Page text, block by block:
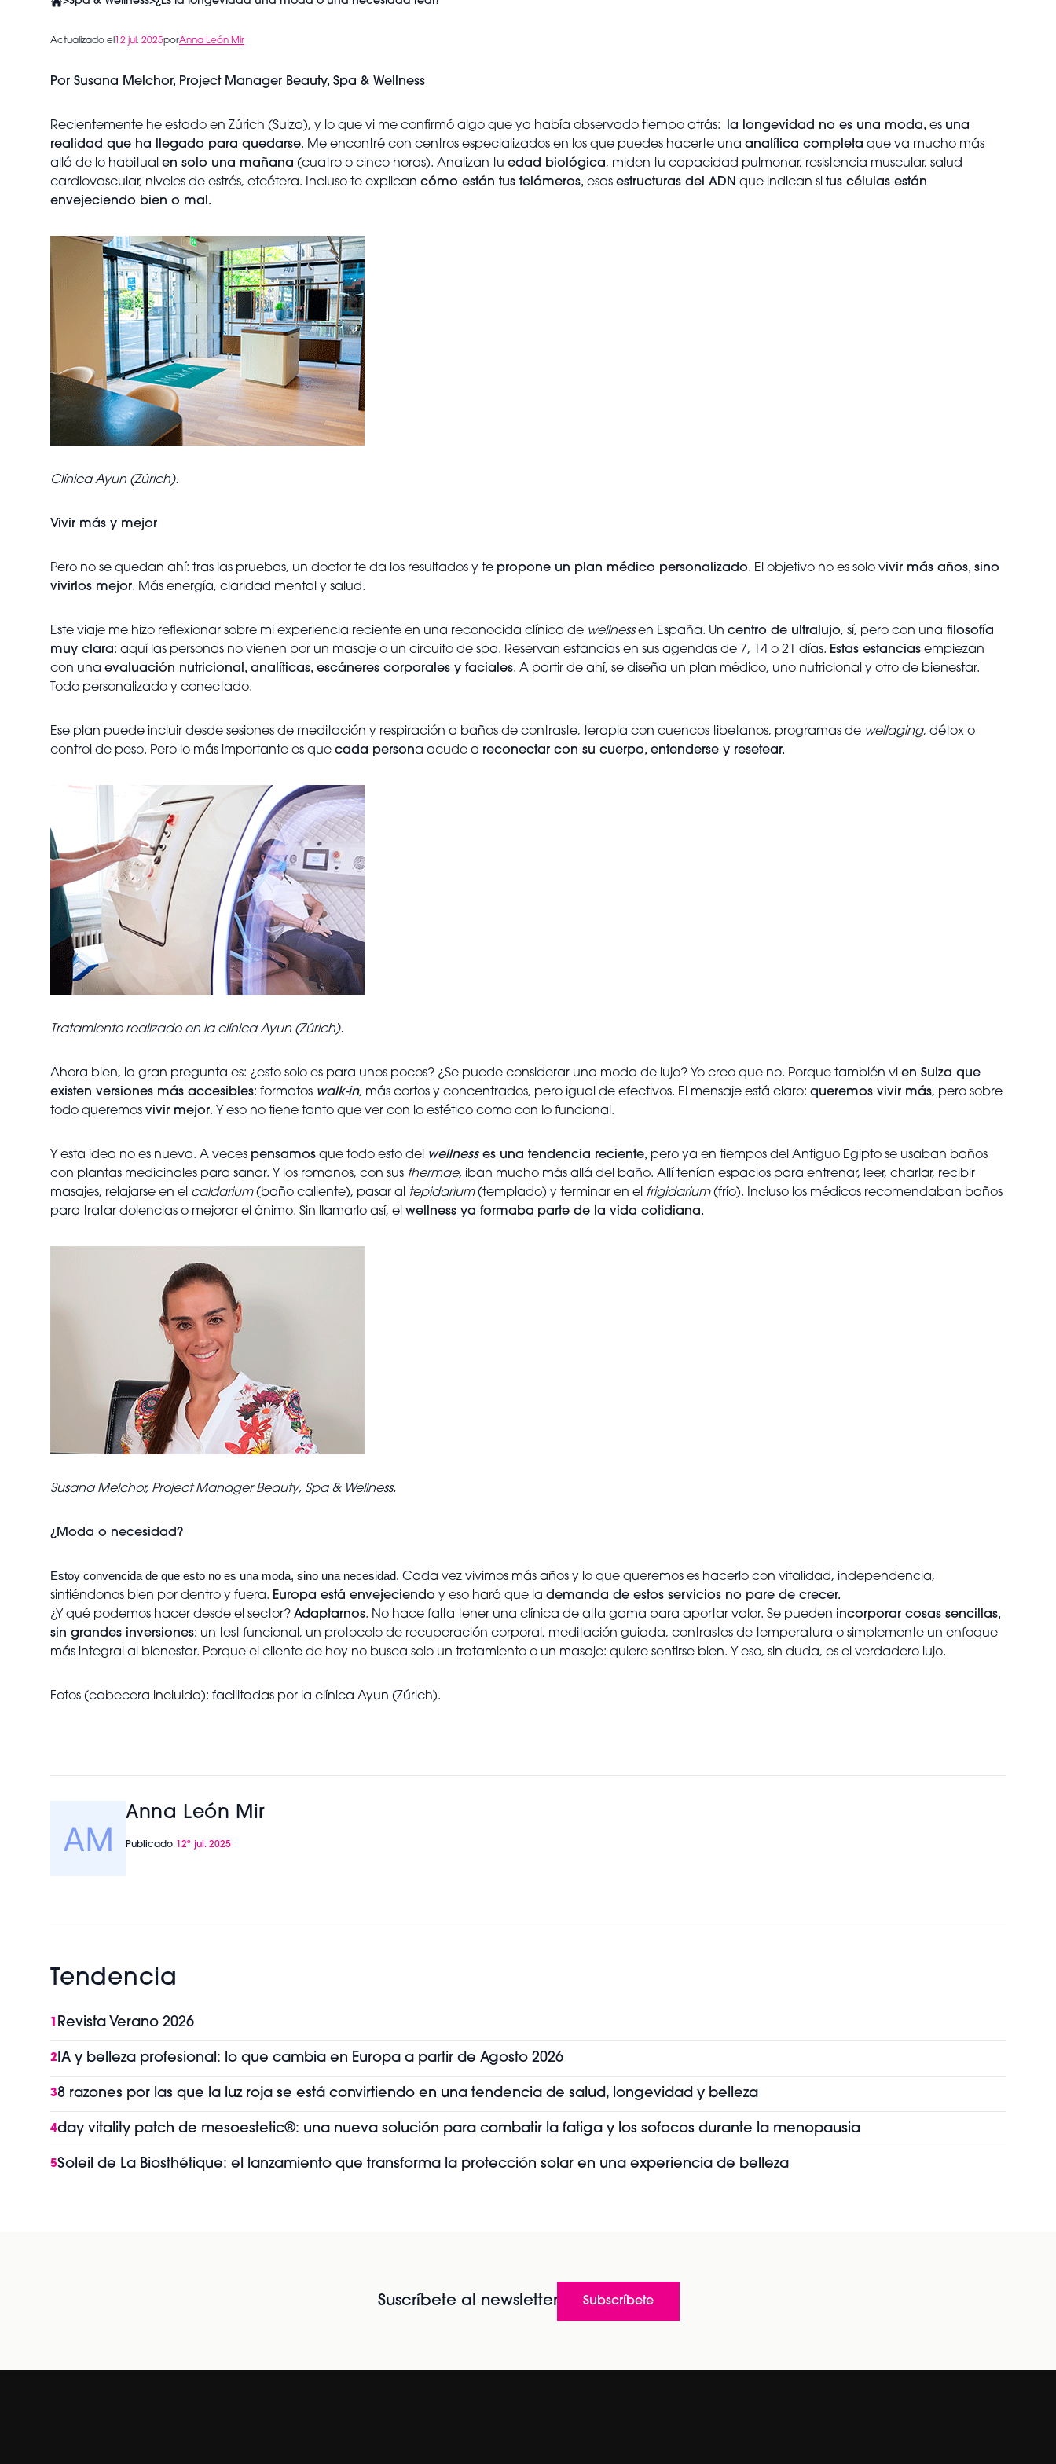
Actualizado el 12 jul. 2025porAnna León Mir
Por Susana Melchor, Project Manager Beauty, Spa & Wellness
Recientemente he estado en Zúrich (Suiza), y lo que vi me confirmó algo que ya había observado tiempo atrás: la longevidad no es una moda, es una
realidad que ha llegado para quedarse. Me encontré con centros especializados en los que puedes hacerte una analítica completa que va mucho más
allá de lo habitual en solo una mañana (cuatro o cinco horas). Analizan tu edad biológica, miden tu capacidad pulmonar, resistencia muscular, salud
cardiovascular, niveles de estrés, etcétera. Incluso te explican cómo están tus telómeros, esas estructuras del ADN que indican si tus células están
envejeciendo bien o mal.
Clínica Ayun (Zúrich).
Vivir más y mejor
Pero no se quedan ahí: tras las pruebas, un doctor te da los resultados y te propone un plan médico personalizado. El objetivo no es solo vivir más años, sino
vivirlos mejor. Más energía, claridad mental y salud.
Este viaje me hizo reflexionar sobre mi experiencia reciente en una reconocida clínica de wellnessen España. Un centro de ultralujo, sí, pero con una filosofía
muy clara: aquí las personas no vienen por un masaje o un circuito de spa. Reservan estancias en sus agendas de 7, 14 o 21 días. Estas estancias empiezan
con una evaluación nutricional, analíticas, escáneres corporales y faciales. A partir de ahí, se diseña un plan médico, uno nutricional y otro de bienestar.
Todo personalizado y conectado.
Ese plan puede incluir desde sesiones de meditación y respiración a baños de contraste, terapia con cuencos tibetanos, programas de wellaging, détox o
control de peso. Pero lo más importante es que cada persona acude a reconectar con su cuerpo, entenderse y resetear.
Tratamiento realizado en la clínica Ayun (Zúrich).
Ahora bien, la gran pregunta es: ¿esto solo es para unos pocos? ¿Se puede considerar una moda de lujo? Yo creo que no. Porque también vi en Suiza que
existen versiones más accesibles: formatos walk-in, más cortos y concentrados, pero igual de efectivos. El mensaje está claro: queremos vivir más, pero sobre
todo queremos vivir mejor. Y eso no tiene tanto que ver con lo estético como con lo funcional.
Y esta idea no es nueva. A veces pensamos que todo esto del wellnesses una tendencia reciente, pero ya en tiempos del Antiguo Egipto se usaban baños
con plantas medicinales para sanar. Y los romanos, con sus thermae, iban mucho más allá del baño. Allí tenían espacios para entrenar, leer, charlar, recibir
masajes, relajarse en el caldarium(baño caliente), pasar al tepidarium(templado) y terminar en el frigidarium(frío). Incluso los médicos recomendaban baños
para tratar dolencias o mejorar el ánimo. Sin llamarlo así, el wellness ya formaba parte de la vida cotidiana.
Susana Melchor, Project Manager Beauty, Spa & Wellness.
¿Moda o necesidad?
Estoy convencida de que esto no es una moda, sino una necesidad. Cada vez vivimos más años y lo que queremos es hacerlo con vitalidad, independencia,
sintiéndonos bien por dentro y fuera. Europa está envejeciendo y eso hará que la demanda de estos servicios no pare de crecer.
¿Y qué podemos hacer desde el sector? Adaptarnos. No hace falta tener una clínica de alta gama para aportar valor. Se pueden incorporar cosas sencillas,
sin grandes inversiones: un test funcional, un protocolo de recuperación corporal, meditación guiada, contrastes de temperatura o simplemente un enfoque
más integral al bienestar. Porque el cliente de hoy no busca solo un tratamiento o un masaje: quiere sentirse bien. Y eso, sin duda, es el verdadero lujo.
Fotos (cabecera incluida): facilitadas por la clínica Ayun (Zúrich).
Anna León Mir
Publicado 12º jul. 2025
Tendencia
1 Revista Verano 2026
2IA y belleza profesional: lo que cambia en Europa a partir de Agosto 2026
38 razones por las que la luz roja se está convirtiendo en una tendencia de salud, longevidad y belleza
4day vitality patch de mesoestetic®: una nueva solución para combatir la fatiga y los sofocos durante la menopausia
5Soleil de La Biosthétique: el lanzamiento que transforma la protección solar en una experiencia de belleza
Suscríbete al newsletter Subscríbete